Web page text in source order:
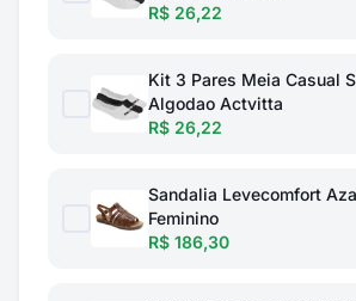
R$ 26,22
Kit 3 Pares Meia Casual
Algodao Actvitta
R$ 26,22
Sandalia Levecomfort
Feminino
R$ 186,30